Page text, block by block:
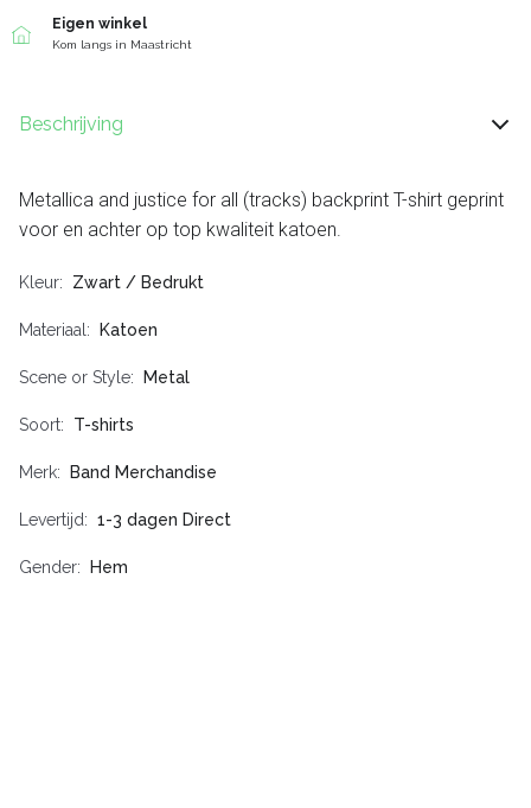
Eigen winkel
Kom langs in Maastricht
Beschrijving
Metallica and justice for all (tracks) backprint T-shirt geprint
voor en achter op top kwaliteit katoen.
Kleur Zwart / Bedrukt
Materiaal Katoen
Scene or Style Metal
Soort T-shirts
Merk Band Merchandise
Levertijd 1-3 dagen Direct
Gender Hem